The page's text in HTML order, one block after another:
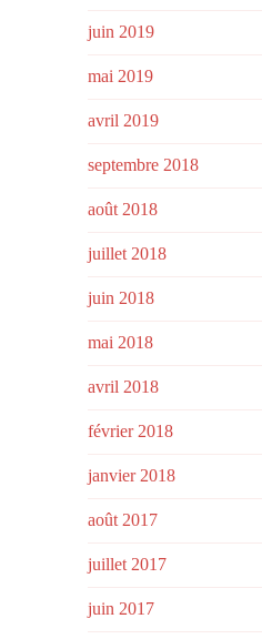
juin 2019
mai 2019
avril 2019
septembre 2018
août 2018
juillet 2018
juin 2018
mai 2018
avril 2018
février 2018
janvier 2018
août 2017
juillet 2017
juin 2017